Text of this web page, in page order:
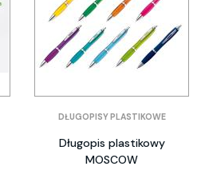
DŁUGOPISY PLASTIKOWE
Długopis plastikowy
MOSCOW